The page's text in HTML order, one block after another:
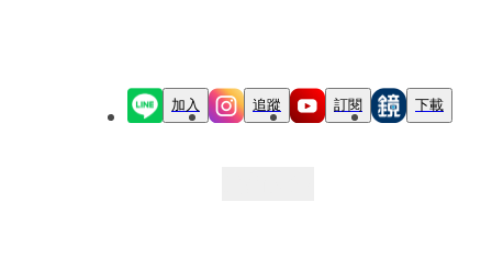
加入 追蹤 訂閱 下載